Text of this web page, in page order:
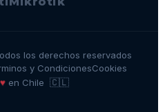
los derechos reservados
y CondicionesCookies
♥en Chile 🇨🇱